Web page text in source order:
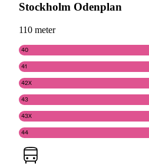
Stockholm Odenplan
110 meter
40
41
42X
43
43X
44